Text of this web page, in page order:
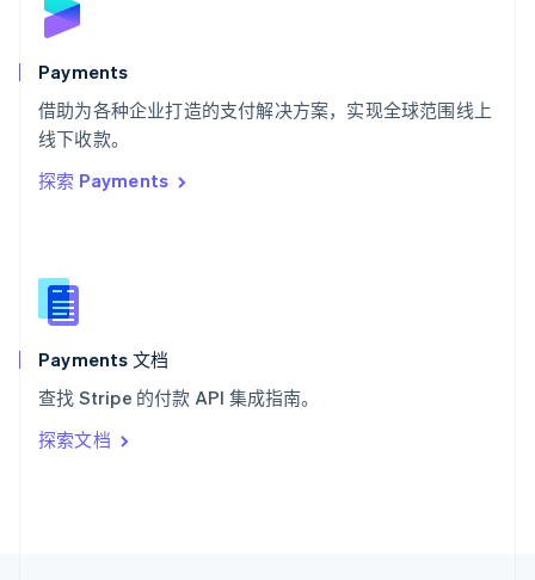
Payments
借助为各种企业打造的支付解决方案，实现全球范围线上
线下收款。
探索 Payments
Payments 文档
查找 Stripe 的付款 API 集成指南。
探索文档
English
斯洛文尼亚
泰国
ไทยEnglish
希腊
English
西班牙
新西兰
English
匈牙利
English
ItalianoEnglish
印度
English